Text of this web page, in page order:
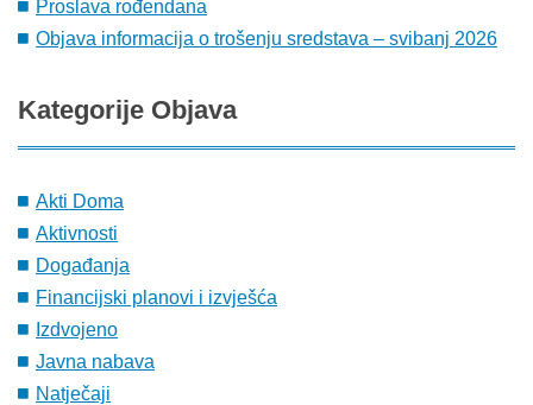
Proslava rođendana
Objava informacija o trošenju sredstava – svibanj 2026
Kategorije Objava
Akti Doma
Aktivnosti
Događanja
Financijski planovi i izvješća
Izdvojeno
Javna nabava
Natječaji